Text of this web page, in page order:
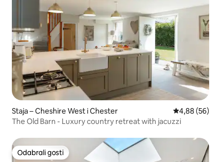
Staja – Cheshire West i Chester Prosječna
4,88 (56)
The Old Barn - Luxury country retreat with jacuzzi
Odabrali gosti
Odabrali gosti